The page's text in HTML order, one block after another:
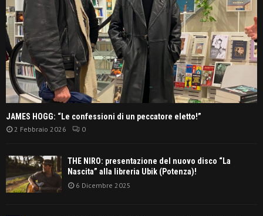
JAMES HOGG: “Le confessioni di un peccatore eletto!”
2 Febbraio 2026 0
THE NIRO: presentazione del nuovo disco “La
Nascita” alla libreria Ubik (Potenza)!
6 Dicembre 2025